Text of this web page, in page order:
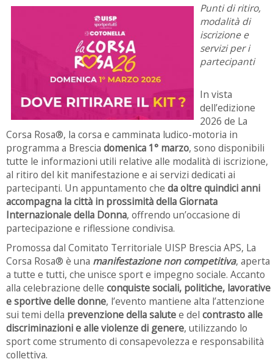
Punti di ritiro,
modalità di
iscrizione e
servizi per i
partecipanti
In vista
dell’edizione
2026 de La
Corsa Rosa®, la corsa e camminata ludico-motoria in
programma a Brescia domenica 1° marzo, sono disponibili
tutte le informazioni utili relative alle modalità di iscrizione,
al ritiro del kit manifestazione e ai servizi dedicati ai
partecipanti. Un appuntamento che da oltre quindici anni
accompagna la città in prossimità della Giornata
Internazionale della Donna, offrendo un’occasione di
partecipazione e riflessione condivisa.
Promossa dal Comitato Territoriale UISP Brescia APS, La
Corsa Rosa® è una manifestazione non competitiva, aperta
a tutte e tutti, che unisce sport e impegno sociale. Accanto
alla celebrazione delle conquiste sociali, politiche, lavorative
e sportive delle donne, l’evento mantiene alta l’attenzione
sui temi della prevenzione della salutee del contrasto alle
discriminazioni e alle violenze di genere, utilizzando lo
sport come strumento di consapevolezza e responsabilità
collettiva.